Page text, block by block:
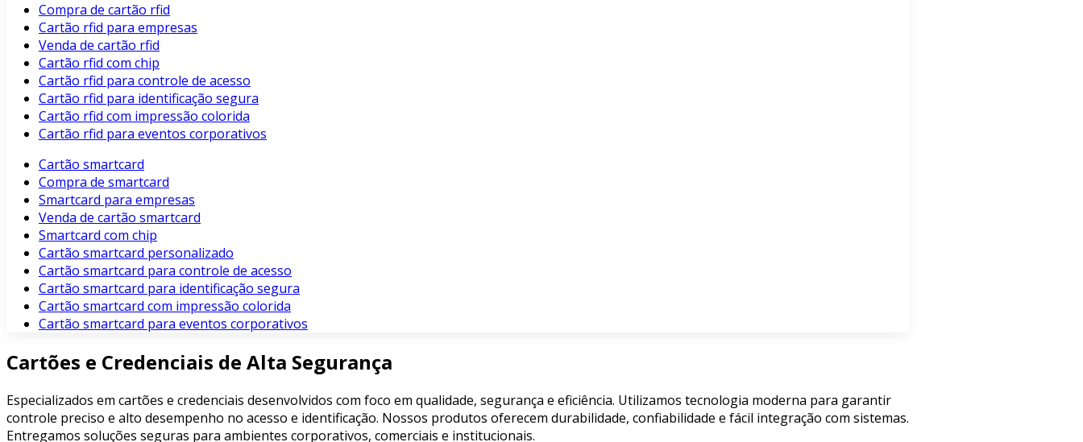
Compra de cartão rfid
Cartão rfid para empresas
Venda de cartão rfid
Cartão rfid com chip
Cartão rfid para controle de acesso
Cartão rfid para identificação segura
Cartão rfid com impressão colorida
Cartão rfid para eventos corporativos
Cartão smartcard
Compra de smartcard
Smartcard para empresas
Venda de cartão smartcard
Smartcard com chip
Cartão smartcard personalizado
Cartão smartcard para controle de acesso
Cartão smartcard para identificação segura
Cartão smartcard com impressão colorida
Cartão smartcard para eventos corporativos
Cartões e Credenciais de Alta Segurança
Especializados em cartões e credenciais desenvolvidos com foco em qualidade, segurança e eficiência. Utilizamos tecnologia moderna para garantir
controle preciso e alto desempenho no acesso e identificação. Nossos produtos oferecem durabilidade, confiabilidade e fácil integração com sistemas.
Entregamos soluções seguras para ambientes corporativos, comerciais e institucionais.